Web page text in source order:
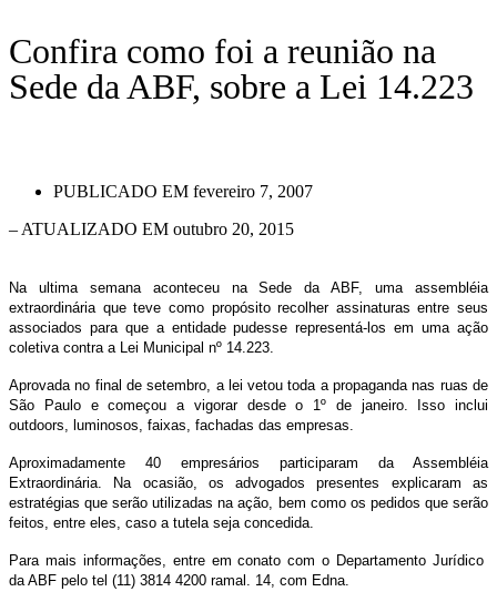
Confira como foi a reunião na
Sede da ABF, sobre a Lei 14.223
PUBLICADO EM fevereiro 7, 2007
– ATUALIZADO EM outubro 20, 2015
Na ultima semana aconteceu na Sede da ABF, uma assembléia
extraordinária que teve como propósito recolher assinaturas entre seus
associados para que a entidade pudesse representá-los em uma ação
coletiva contra a Lei Municipal nº 14.223.
Aprovada no final de setembro, a lei vetou toda a propaganda nas ruas de
São Paulo e começou a vigorar desde o 1º de janeiro. Isso inclui
outdoors, luminosos, faixas, fachadas das empresas.
Aproximadamente 40 empresários participaram da Assembléia
Extraordinária. Na ocasião, os advogados presentes explicaram as
estratégias que serão utilizadas na ação, bem como os pedidos que serão
feitos, entre eles, caso a tutela seja concedida.
Para mais informações, entre em conato com o Departamento Jurídico
da ABF pelo tel (11) 3814 4200 ramal. 14, com Edna.